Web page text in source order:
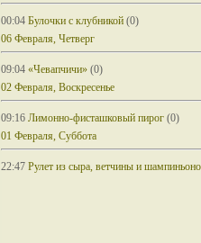
00:04 Булочки с клубникой (0)
06 Февраля, Четверг
09:04 «Чевапчичи» (0)
02 Февраля, Воскресенье
09:16 Лимонно-фисташковый пирог (0)
01 Февраля, Суббота
22:47 Рулет из сыра, ветчины и